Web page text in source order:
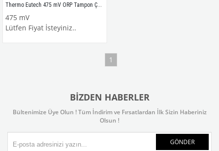
Thermo Eutech 475 mV ORP Tampon Çözeltisi 3 yıl ömürlü, 480 ml.
475 mV
Lütfen Fiyat İsteyiniz..
1
BIZDEN HABERLER
Bültenimize Üye Olun ! Tüm İndirim ve Fırsatlardan İlk Sizin Haberiniz
Olsun !
GÖNDER